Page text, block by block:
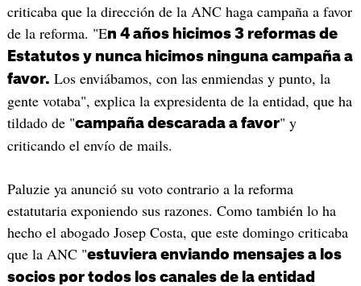
criticaba que la dirección de la ANC haga campaña a favor
de la reforma. "En 4 años hicimos 3 reformas de
Estatutos y nunca hicimos ninguna campaña a
favor. Los enviábamos, con las enmiendas y punto, la
gente votaba", explica la expresidenta de la entidad, que ha
tildado de "campaña descarada a favor" y
criticando el envío de mails.
Paluzie ya anunció su voto contrario a la reforma
estatutaria exponiendo sus razones. Como también lo ha
hecho el abogado Josep Costa, que este domingo criticaba
que la ANC "estuviera enviando mensajes a los
socios por todos los canales de la entidad